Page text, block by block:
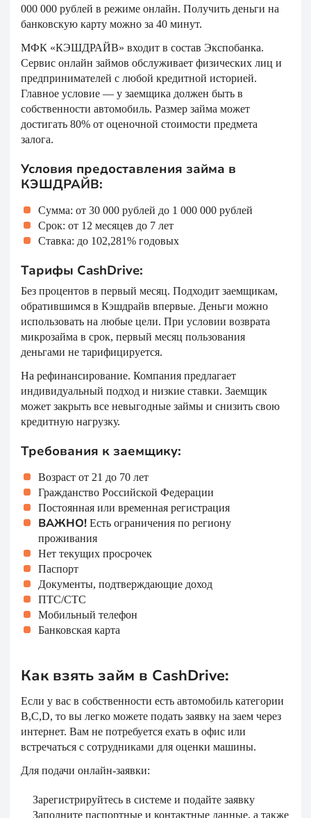
000 000 рублей в режиме онлайн. Получить деньги на
банковскую карту можно за 40 минут.
МФК «КЭШДРАЙВ» входит в состав Экспобанка.
Сервис онлайн займов обслуживает физических лиц и
предпринимателей с любой кредитной историей.
Главное условие — у заемщика должен быть в
собственности автомобиль. Размер займа может
достигать 80% от оценочной стоимости предмета
залога.
Условия предоставления займа в
КЭШДРАЙВ:
Сумма: от 30 000 рублей до 1 000 000 рублей
Срок: от 12 месяцев до 7 лет
Ставка: до 102,281% годовых
Тарифы CashDrive:
Без процентов в первый месяц. Подходит заемщикам,
обратившимся в Кэшдрайв впервые. Деньги можно
использовать на любые цели. При условии возврата
микрозайма в срок, первый месяц пользования
деньгами не тарифицируется.
На рефинансирование. Компания предлагает
индивидуальный подход и низкие ставки. Заемщик
может закрыть все невыгодные займы и снизить свою
кредитную нагрузку.
Требования к заемщику:
Возраст от 21 до 70 лет
Гражданство Российской Федерации
Постоянная или временная регистрация
ВАЖНО! Есть ограничения по региону
проживания
Нет текущих просрочек
Паспорт
Документы, подтверждающие доход
ПТС/СТС
Мобильный телефон
Банковская карта
Как взять займ в CashDrive:
Если у вас в собственности есть автомобиль категории
B,C,D, то вы легко можете подать заявку на заем через
интернет. Вам не потребуется ехать в офис или
встречаться с сотрудниками для оценки машины.
Для подачи онлайн-заявки:
Зарегистрируйтесь в системе и подайте заявку
Заполните паспортные и контактные данные, а также